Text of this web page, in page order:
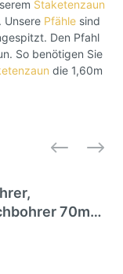
Staketenzaun
Unsere Pfählesind
Den Pfahl
So benötigen Sie
die 1,60m
70mm